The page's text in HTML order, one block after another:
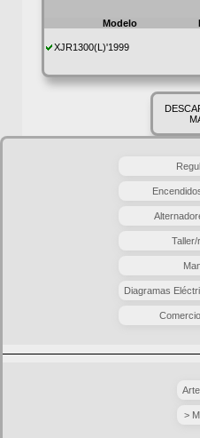
Modelo
XJR1300(L)'1999
Diagramas
>